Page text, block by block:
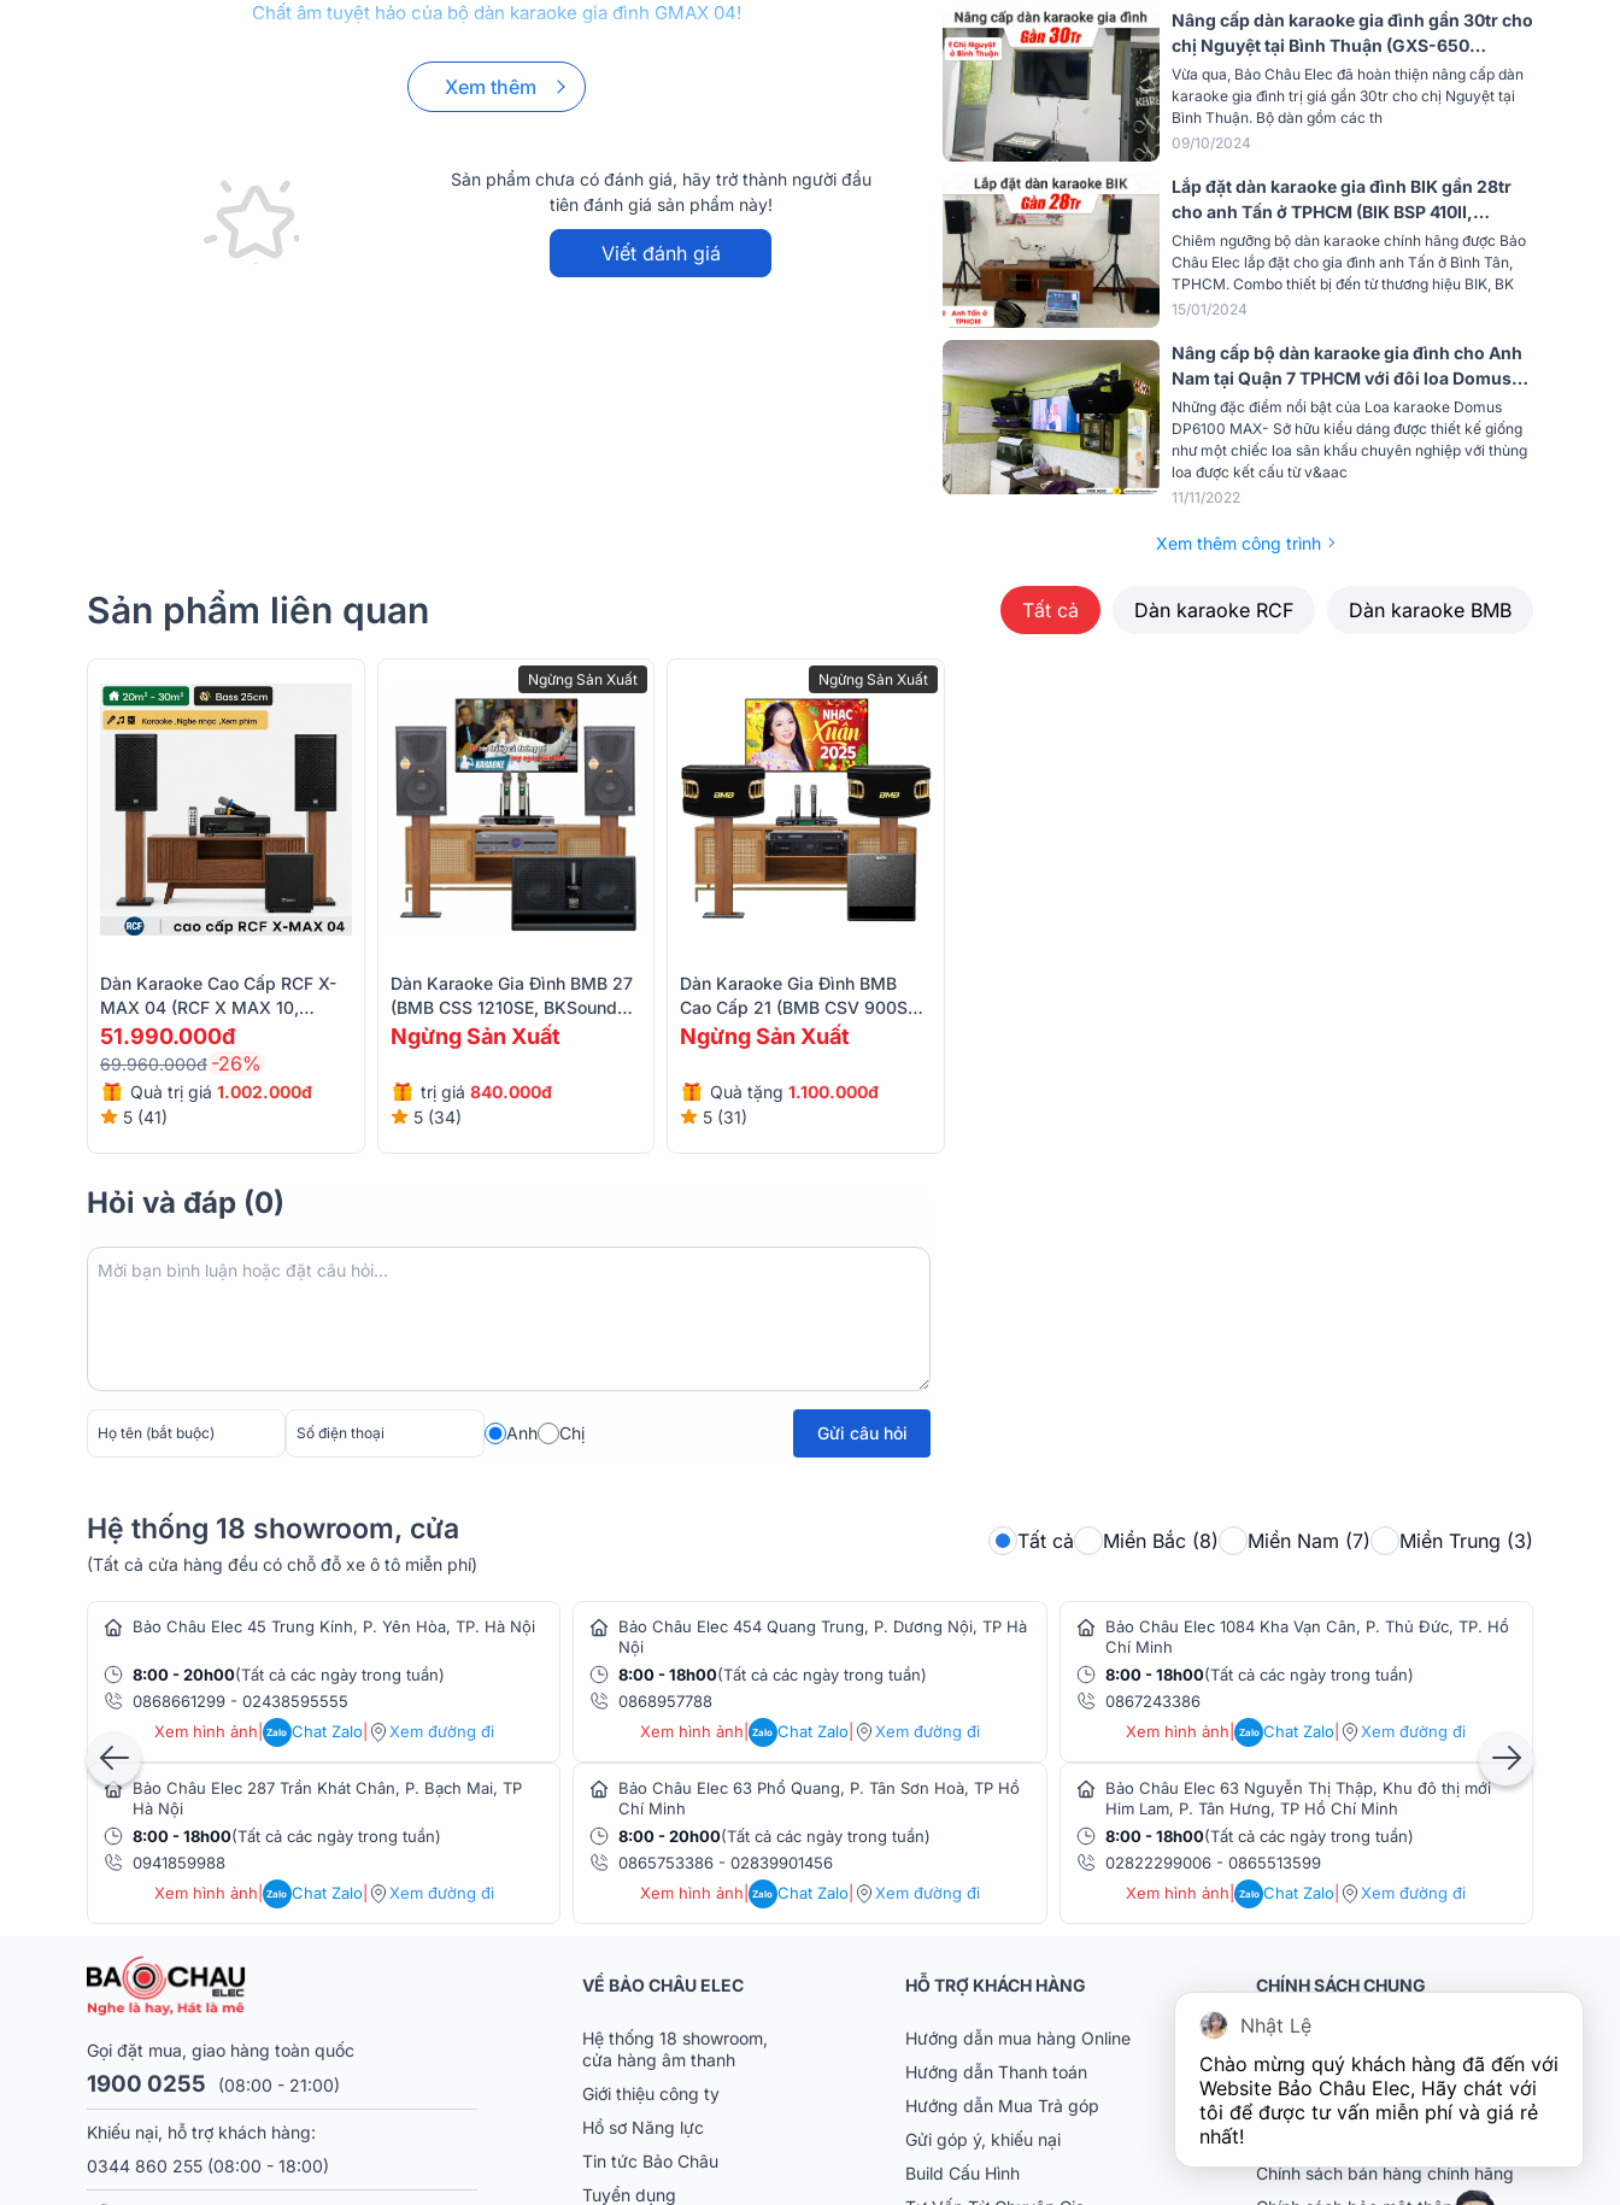
Chất âm tuyệt hảo của bộ dàn karaoke gia đình GMAX 04!
Cấu hình thiết bị có trong Dàn karaoke cao cấp Gmax 04 gồm:
Loa RCF Gmax 12
Cặploa karaoke RCF
Gmax 12 là lựa chọn lý tưởng cho hệ thống karaoke cao cấp hoặc âm
thanh sân khấu nhỏ. Sản phẩm được thiết kế dạng full 2 đường tiếng với loa bass 12 inch và
treble kèn 1 inch, mang lại khả năng tái tạo âm thanh mạnh mẽ, chi tiết và trung thực. Với công
suất RMS 400W mỗi loa (peak 800W), bộ đôi Gmax 12 mang đến tổng công suất vượt trội, dễ
Loa có độ nhạy cao (98dB) và dải tần đáp ứng rộng, mang đến âm thanh rõ nét từ dải trung đến
dải cao, trong khi tiếng bass vẫn giữ được độ sâu và lực. Vỏ thùng gỗ chắc chắn, phủ sơn chống
trầy xước và thiết kế lưới thép bảo vệ củ loa an toàn trong quá trình sử dụng. Đây là dòng loa
được đánh giá cao không chỉ ở chất lượng âm thanh mà còn ở độ bền, tính ổn định và khả năng
phối ghép linh hoạt.
>>> Có thể bạn quan tâm:
Loa sub hơi RCF S12
Sub hơi RCF S12 là mẫuloa sub RCFchuyên dụng với thiết kế bass 30cm (12 inch), mang đến
dải trầm sâu, chắc và có độ phản hồi cực tốt. Công suất định mức lên tới 400W RMS (800W
peak) giúp loa dễ dàng bổ trợ cho cặp loa chính Gmax 12, tạo nên âm thanh đầy đặn và mạnh mẽ
trong mọi điều kiện sử dụng. Dải tần đáp ứng từ 45Hz–200Hz giúp sub phát huy hiệu quả cả khi
phát nhạc dance, remix hoặc trong các đoạn beat karaoke sôi động.
Xem thêm
Sản phẩm chưa có đánh giá, hãy trở thành người đầu
tiên đánh giá sản phẩm này!
Viết đánh giá
Nâng cấp dàn karaoke gia đình gần 30tr cho
chị Nguyệt tại Bình Thuận (GXS-650
KP500, BCE UGX12...)
Vừa qua, Bảo Châu Elec đã hoàn thiện nâng cấp dàn
karaoke gia đình trị giá gần 30tr cho chị Nguyệt tại
Bình Thuận. Bộ dàn gồm các th
09/10/2024
Lắp đặt dàn karaoke gia đình BIK gần 28tr
cho anh Tấn ở TPHCM (BIK BSP 410II,
BKSound DKA 6500, SW512)
Chiêm ngưỡng bộ dàn karaoke chính hãng được Bảo
Châu Elec lắp đặt cho gia đình anh Tấn ở Bình Tân,
TPHCM. Combo thiết bị đến từ thương hiệu BIK, BK
15/01/2024
Nâng cấp bộ dàn karaoke gia đình cho Anh
Nam tại Quận 7 TPHCM với đôi loa Domus
cực hay
Những đặc điểm nổi bật của Loa karaoke Domus
DP6100 MAX- Sở hữu kiểu dáng được thiết kế giống
như một chiếc loa sân khấu chuyên nghiệp với thùng
loa được kết cấu từ v&aac
11/11/2022
Xem thêm công trình
Sản phẩm liên quan Tất cả Dàn karaoke RCF Dàn karaoke BMB
Dàn Karaoke Cao Cấp RCF X-
MAX 04 (RCF X MAX 10,
Bksound DKA 6500, BIK BJ-
W25AV II)
51.990.000đ
69.960.000đ -26%
Quà trị giá 1.002.000đ
5 (41)
Ngừng Sản Xuất
Dàn Karaoke Gia Đình BMB 27
(BMB CSS 1210SE, BKSound
DP-4500, BJ-W88 Plus, BCE
UGX12)
Ngừng Sản Xuất
trị giá 840.000đ
5 (34)
Ngừng Sản Xuất
Dàn Karaoke Gia Đình BMB
Cao Cấp 21 (BMB CSV 900SE,
King House D2A-800, KP500,
TX212S, BS-790S)
Ngừng Sản Xuất
Quà tặng1.100.000đ
5 (31)
Hỏi và đáp (0)
Anh Chị Gửi câu hỏi
Hệ thống 18 showroom, cửa
hàng âm thanh
(Tất cả cửa hàng đều có chỗ đỗ xe ô tô miễn phí)
Tất cả Miền Bắc (8) Miền Nam (7) Miền Trung (3)
Bảo Châu Elec 45 Trung Kính, P. Yên Hòa, TP. Hà Nội
8:00 - 20h00(Tất cả các ngày trong tuần)
0868661299 - 02438595555
Xem hình ảnh
Zalo Chat Zalo| Xem đường đi
Bảo Châu Elec 287 Trần Khát Chân, P. Bạch Mai, TP
Hà Nội
8:00 - 18h00(Tất cả các ngày trong tuần)
0941859988
Xem hình ảnh
Zalo Chat Zalo| Xem đường đi
Bảo Châu Elec 454 Quang Trung, P. Dương Nội, TP Hà
Nội
8:00 - 18h00(Tất cả các ngày trong tuần)
0868957788
Xem hình ảnh
Zalo Chat Zalo| Xem đường đi
Bảo Châu Elec 63 Phổ Quang, P. Tân Sơn Hoà, TP Hồ
Chí Minh
8:00 - 20h00(Tất cả các ngày trong tuần)
0865753386 -02839901456
Xem hình ảnh
Zalo Chat Zalo| Xem đường đi
Bảo Châu Elec 1084 Kha Vạn Cân, P. Thủ Đức, TP. Hồ
Chí Minh
8:00 - 18h00(Tất cả các ngày trong tuần)
0867243386
Xem hình ảnh | Zalo Chat Zalo Xem đường đi
Bảo Châu Elec 63 Nguyễn Thị Thập, Khu đô thị mới
Him Lam, P. Tân Hưng, TP Hồ Chí Minh
8:00 - 18h00(Tất cả các ngày trong tuần)
02822299006- 0865513599
Xem hình ảnh | Zalo Chat Zalo Xem đường đi
Gọi đặt mua, giao hàng toàn quốc
1900 0255 (08:00 - 21:00)
Khiếu nại, hỗ trợ khách hàng:
0344 860 255 (08:00 - 18:00)
VỀ BẢO CHÂU ELEC
Hệ thống 18 showroom,
cửa hàng âm thanh
Giới thiệu công ty
Hồ sơ Năng lực
Tin tức Bảo Châu
Tuyển dụng
HỖ TRỢ KHÁCH HÀNG
Hướng dẫn mua hàng Online
Hướng dẫn Thanh toán
Hướng dẫn Mua Trả góp
Gửi góp ý, khiếu nại
Build Cấu Hình
CHÍNH SÁCH CHUNG
Khách hàng doanh nghiệp (B2B)
Chính sách bảo hành
Chính sách đổi trả
Chính sách bán hàng chính hãng
Nhật Lệ
Chào mừng quý khách hàng đã đến với
Website Bảo Châu Elec, Hãy chát với
tôi để được tư vấn miễn phí và giá rẻ
nhất!